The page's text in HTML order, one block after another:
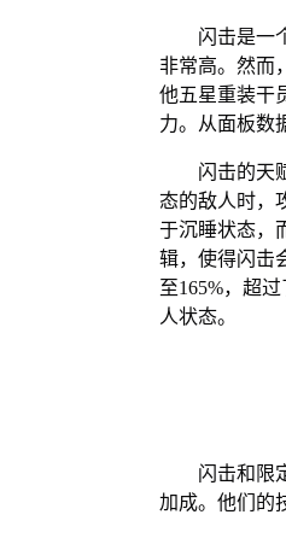
闪击是一
非常高。然而
他五星重装干
力。从面板数
闪击的天
态的敌人时，
于沉睡状态，
辑，使得闪击
至165%，超
人状态。
闪击和限
加成。他们的